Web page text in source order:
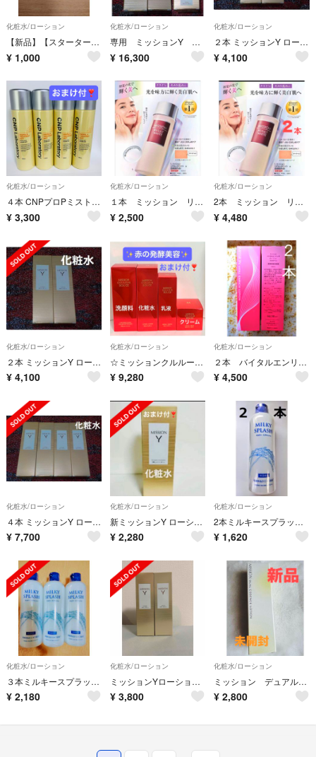
化粧水/ローション
【新品】【スターターボトル】AVON MISSION Y 化粧水 50ml
¥ 1,000
化粧水/ローション
専用 ミッションY ローション・ミルク・クリーム・エッセンス
¥ 16,300
化粧水/ローション
２本 ミッションY ローション ハリ つや うるおい キメ FMGミッション
¥ 4,100
化粧水/ローション
４本 CNPプロPミスト 保湿化粧水 ミストローション プロポリスエキス
¥ 3,300
化粧水/ローション
１本 ミッション リザルトホワイト 美白 キメ 毛穴目立ちに FMG エイボン
¥ 2,500
化粧水/ローション
2本 ミッション リザルトホワイト 美白 キメ 毛穴目立ちに FMG エイボン
¥ 4,480
化粧水/ローション
２本 ミッションY ローション ハリ つや うるおい キメ FMGミッション
¥ 4,100
化粧水/ローション
☆ミッションクルルージュ 洗顔・ローション・乳液・クリーム 4点☆赤の発酵美容
¥ 9,280
化粧水/ローション
２本 バイタルエンリッチ ローション FMG&ミッション50代からの肌枯れ
¥ 4,500
化粧水/ローション
４本 ミッションY ローション ハリ つや うるおい キメ FMGミッション
¥ 7,700
化粧水/ローション
新ミッションY ローション 150ml 発酵美容 ハリ 艶 FMG エイボン
¥ 2,280
化粧水/ローション
2本ミルキースプラッシュ 軽い感触しっとり潤い顔・ボディに FMG＆ミッション
¥ 1,620
化粧水/ローション
３本ミルキースプラッシュ 軽い感触しっとり潤い 顔・ボディに FMGミッション
¥ 2,180
化粧水/ローション
ミッションYローション ２本セット
¥ 3,800
化粧水/ローション
ミッション デュアルエッセンス ローション
¥ 2,800